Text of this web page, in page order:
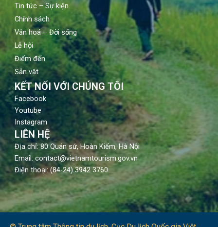
Tin tức – Sự kiện
Chính sách
Văn hoá – Đời sống
Lễ hội
Điểm đến
Sản vật
KẾT NỐI VỚI CHÚNG TÔI
Facebook
Youtube
Instagram
LIÊN HỆ
Địa chỉ: 80 Quán sứ, Hoàn Kiếm, Hà Nội
Email: contact@vietnamtourism.gov.vn
Điện thoại: (84-24) 3942 3760